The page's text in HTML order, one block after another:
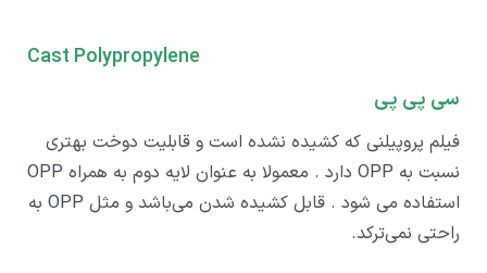
Cast Polypropylene
سی پی پی
فیلم پروپیلنی که کشیده نشده است و قابلیت دوخت بهتری
نسبت به OPP دارد . معمولا به عنوان لایه دوم به همراه OPP
استفاده می شود . قابل کشیده شدن می‌باشد و مثل OPP به
راحتی نمی‌ترکد.